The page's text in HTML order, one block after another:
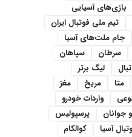
بازی‌های آسیایی
تیم ملی فوتبال ایران
جام ملت‌های آسیا
سرطان
سپاهان
لیگ برتر
متا مریخ
مغز
واردات خودرو
جوانان
پرسپولیس
آسیا
کوالکام